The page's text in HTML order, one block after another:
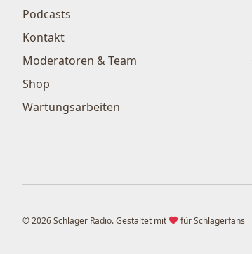
Podcasts
Kontakt
Moderatoren & Team
Shop
Wartungsarbeiten
© 2026 Schlager Radio. Gestaltet mit für Schlagerfans